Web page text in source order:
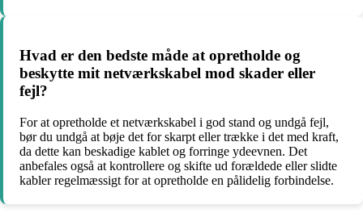
Hvad er den bedste måde at opretholde og
beskytte mit netværkskabel mod skader eller
fejl?
For at opretholde et netværkskabel i god stand og undgå fejl,
bør du undgå at bøje det for skarpt eller trække i det med kraft,
da dette kan beskadige kablet og forringe ydeevnen. Det
anbefales også at kontrollere og skifte ud forældede eller slidte
kabler regelmæssigt for at opretholde en pålidelig forbindelse.